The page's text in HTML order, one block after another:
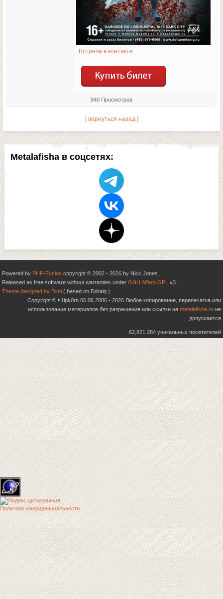
Metalafisha в соцсетях:
Встреча в контакте
940 Просмотров
[ вернуться назад ]
Powered by PHP-Fusion copyright © 2002 - 2026 by Nick Jones.
Released as free software without warranties under GNU Affero GPL v3.
Theme designed by Dimi ( based on Ddraig )
Copyright © s1ipk0rn 06.06.2006 - 2026 Любое копирование, перепечатка или
использование материалов без разрешения или ссылки на metalafisha.ru не
допускается
62,821,284 уникальных посетителей
Политика конфиденциальности